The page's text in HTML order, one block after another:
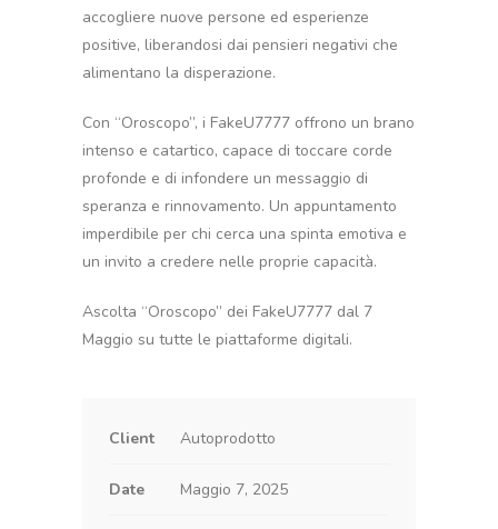
accogliere nuove persone ed esperienze
positive, liberandosi dai pensieri negativi che
alimentano la disperazione.
Con “Oroscopo”, i FakeU7777 offrono un brano
intenso e catartico, capace di toccare corde
profonde e di infondere un messaggio di
speranza e rinnovamento. Un appuntamento
imperdibile per chi cerca una spinta emotiva e
un invito a credere nelle proprie capacità.
Ascolta “Oroscopo” dei FakeU7777 dal 7
Maggio su tutte le piattaforme digitali.
Client Autoprodotto
Date Maggio 7, 2025